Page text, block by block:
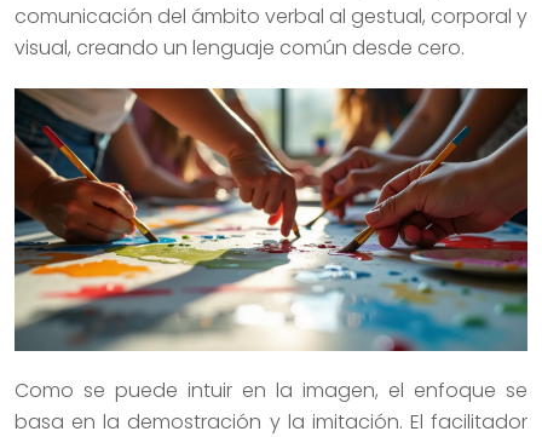
comunicación del ámbito verbal al gestual, corporal y
visual, creando un lenguaje común desde cero.
Como se puede intuir en la imagen, el enfoque se
basa en la demostración y la imitación. El facilitador